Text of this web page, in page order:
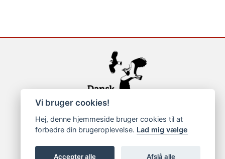
Vi bruger cookies!
Hej, denne hjemmeside bruger cookies til at
forbedre din brugeroplevelse. Lad mig vælge
Accepter alle Afslå alle